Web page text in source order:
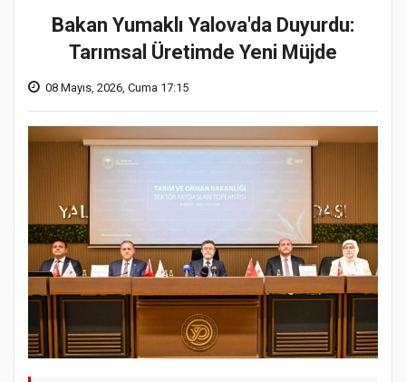
Bakan Yumaklı Yalova'da Duyurdu:
Tarımsal Üretimde Yeni Müjde
08 Mayıs, 2026, Cuma 17:15